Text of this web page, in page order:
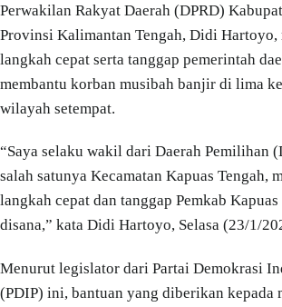
Perwakilan Rakyat Daerah (DPRD)
Provinsi Kalimantan Tengah, Didi Hartoyo,
langkah cepat serta tanggap pemerintah
membantu korban musibah banjir di lima
wilayah setempat.
“Saya selaku wakil dari Daerah Pemilihan
salah satunya Kecamatan Kapuas Tengah,
langkah cepat dan tanggap Pemkab
disana,” kata Didi Hartoyo, Selasa (23/1/
Menurut legislator dari Partai Demokrasi
(PDIP) ini, bantuan yang diberikan kepada